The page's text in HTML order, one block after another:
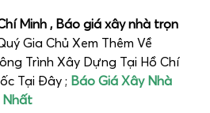
Minh , Báo giá xây nhà trọn
Gia Chủ Xem Thêm Về
Trình Xây Dựng Tại Hồ Chí
Tại Đây ; Báo Giá Xây Nhà
Nhất